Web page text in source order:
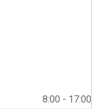
8:00 - 17:00